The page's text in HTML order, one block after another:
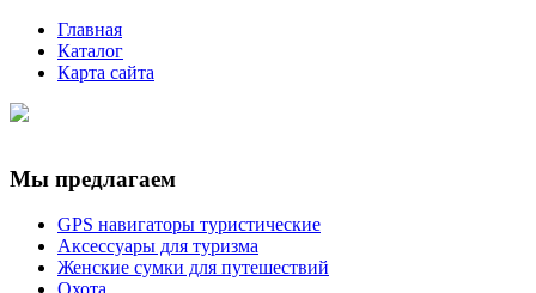
Главная
Каталог
Карта сайта
Мы предлагаем
GPS навигаторы туристические
Аксессуары для туризма
Женские сумки для путешествий